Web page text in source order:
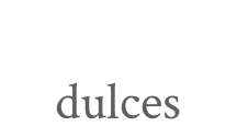
dulces